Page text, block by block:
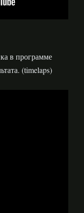
в программе
(timelaps)